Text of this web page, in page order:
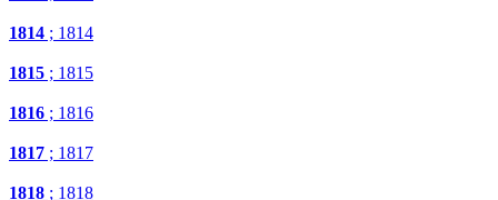
1814 ; 1814
1815 ; 1815
1816 ; 1816
1817 ; 1817
1818 ; 1818